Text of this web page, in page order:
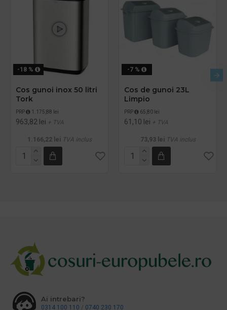
-18 %
Cos gunoi inox 50 litri
Tork
PRP 1.175,88 lei
963,82 lei + TVA
1.166,22 lei TVA inclus
-7 %
Cos de gunoi 23L
Limpio
PRP 65,80 lei
61,10 lei + TVA
73,93 lei TVA inclus
Ai intrebari?
0314 100 110 / 0740 230 170